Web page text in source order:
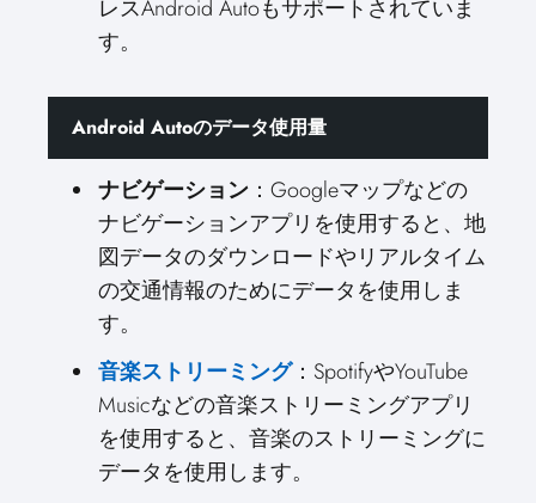
レスAndroid Autoもサポートされていま
す。
Android Autoのデータ使用量
ナビゲーション ：Googleマップなどの
ナビゲーションアプリを使用すると、地
図データのダウンロードやリアルタイム
の交通情報のためにデータを使用しま
す。
音楽ストリーミング：SpotifyやYouTube
Musicなどの音楽ストリーミングアプリ
を使用すると、音楽のストリーミングに
データを使用します。